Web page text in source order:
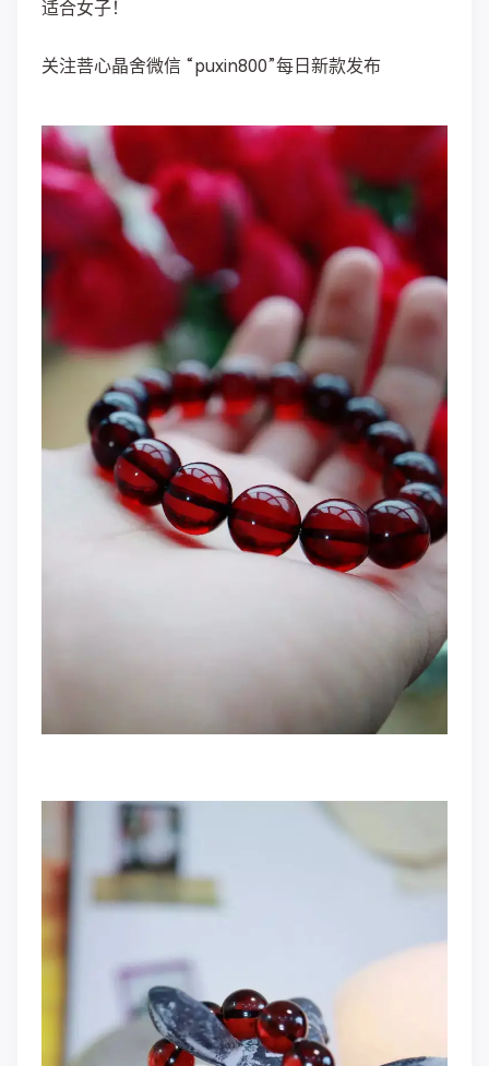
适合女子！
关注菩心晶舍微信 “puxin800”每日新款发布